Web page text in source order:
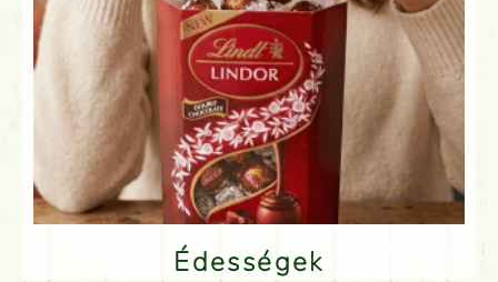
Édességek